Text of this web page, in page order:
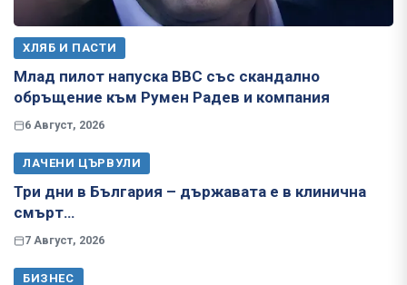
ХЛЯБ И ПАСТИ
Млад пилот напуска ВВС със скандално
обръщение към Румен Радев и компания
6 Август, 2026
ЛАЧЕНИ ЦЪРВУЛИ
Три дни в България – държавата е в клинична
смърт…
7 Август, 2026
БИЗНЕС